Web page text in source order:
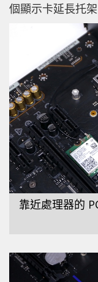
個顯示卡延長托
靠近處理器的